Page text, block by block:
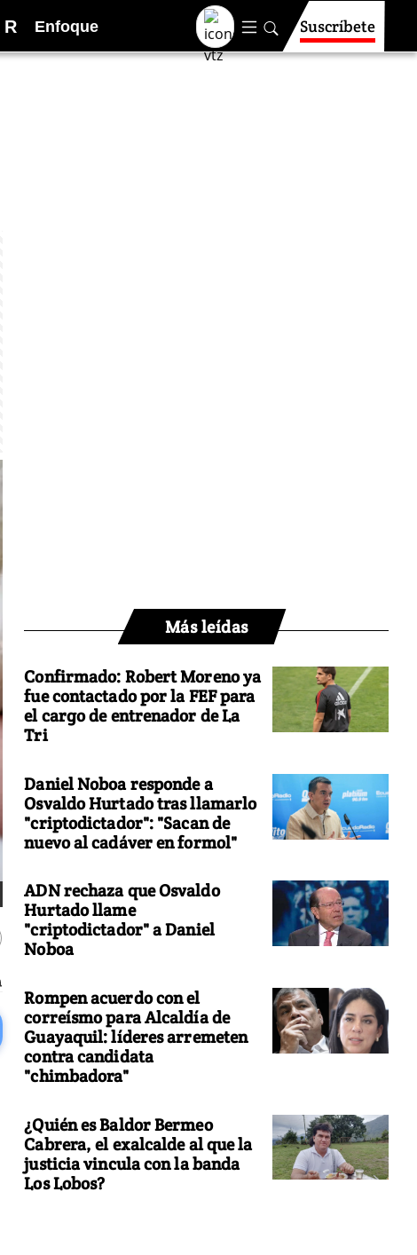
R Enfoque Suscríbete
Más leídas
Confirmado: Robert Moreno ya
fue contactado por la FEF para
el cargo de entrenador de La
Tri
Daniel Noboa responde a
Osvaldo Hurtado tras llamarlo
"criptodictador": "Sacan de
nuevo al cadáver en formol"
ADN rechaza que Osvaldo
Hurtado llame
"criptodictador" a Daniel
Noboa
Rompen acuerdo con el
correísmo para Alcaldía de
Guayaquil: líderes arremeten
contra candidata
"chimbadora"
¿Quién es Baldor Bermeo
Cabrera, el exalcalde al que la
justicia vincula con la banda
Los Lobos?